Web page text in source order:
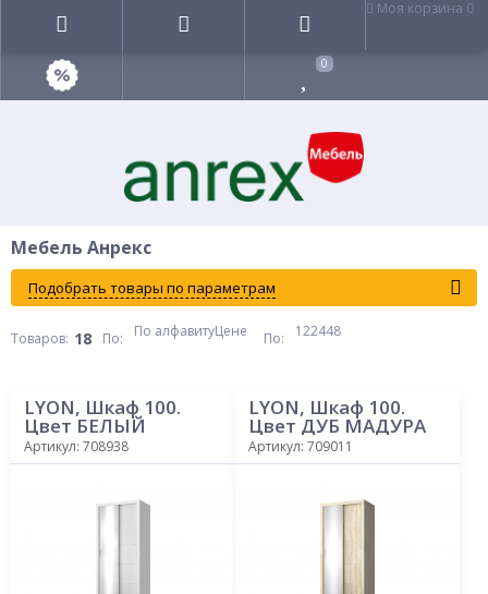
0
Мебель Анрекс
Подобрать товары по параметрам
Товаров: 18 По: По алфавитуЦене По: 122448
LYON, Шкаф 100.
Цвет БЕЛЫЙ
Артикул: 708938
LYON, Шкаф 100.
Цвет ДУБ МАДУРА
Артикул: 709011
Моя корзина 0